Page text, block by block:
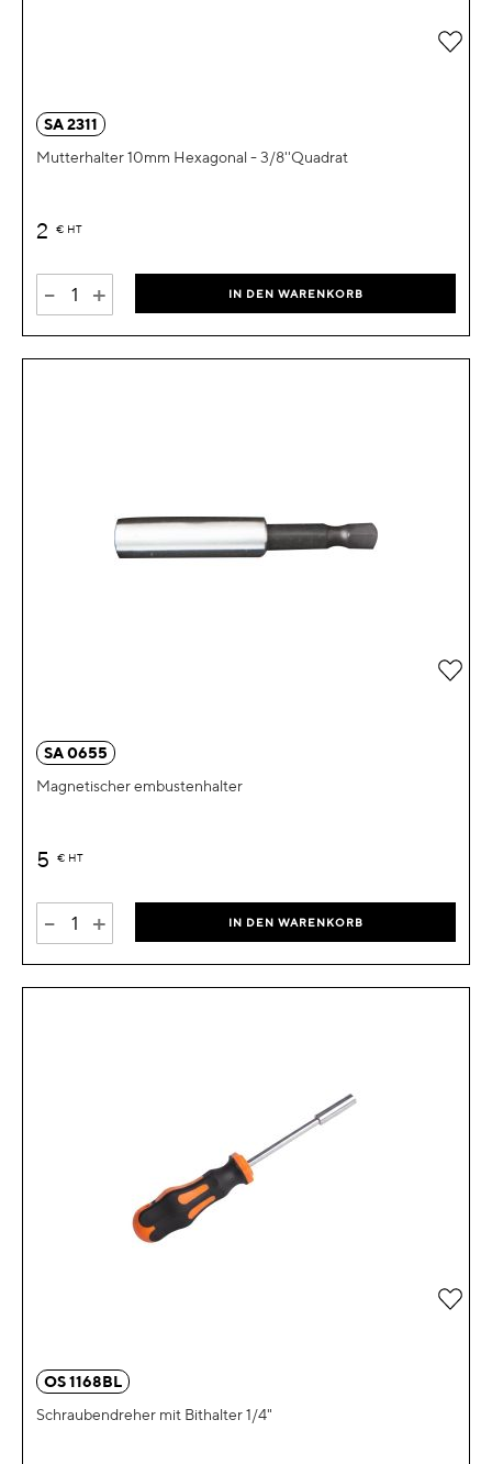
SA 2311
Mutterhalter 10mm Hexagonal - 3/8''Quadrat
2 € HT
- + IN DEN WARENKORB
Zur
SA 0655
Magnetischer embustenhalter
5 € HT
- + IN DEN WARENKORB
Zur
OS 1168BL
Schraubendreher mit Bithalter 1/4"
Zur